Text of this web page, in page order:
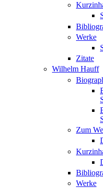
Werke
Zitate
Wilhelm Hauff
Zum
Werke